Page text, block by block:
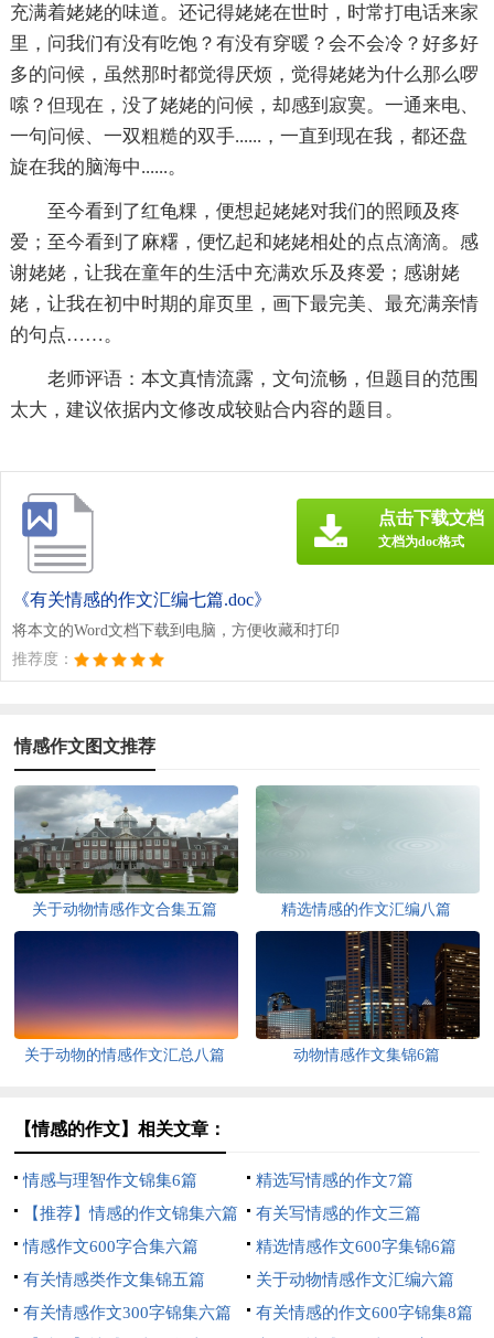
充满着姥姥的味道。还记得姥姥在世时，时常打电话来家
里，问我们有没有吃饱？有没有穿暖？会不会冷？好多好
多的问候，虽然那时都觉得厌烦，觉得姥姥为什么那么啰
嗦？但现在，没了姥姥的问候，却感到寂寞。一通来电、
一句问候、一双粗糙的双手......，一直到现在我，都还盘
旋在我的脑海中......。
至今看到了红龟粿，便想起姥姥对我们的照顾及疼
爱；至今看到了麻糬，便忆起和姥姥相处的点点滴滴。感
谢姥姥，让我在童年的生活中充满欢乐及疼爱；感谢姥
姥，让我在初中时期的扉页里，画下最完美、最充满亲情
的句点……。
老师评语：本文真情流露，文句流畅，但题目的范围
太大，建议依据内文修改成较贴合内容的题目。
《有关情感的作文汇编七篇.doc》
将本文的Word文档下载到电脑，方便收藏和打印
推荐度：
点击下载文档
文档为doc格式
情感作文图文推荐
关于动物情感作文合集五篇 精选情感的作文汇编八篇
关于动物的情感作文汇总八篇 动物情感作文集锦6篇
【情感的作文】相关文章：
情感与理智作文锦集6篇
精选写情感的作文7篇
【推荐】情感的作文锦集六篇
有关写情感的作文三篇
情感作文600字合集六篇
精选情感作文600字集锦6篇
有关情感类作文集锦五篇
关于动物情感作文汇编六篇
有关情感作文300字锦集六篇
有关情感的作文600字锦集8篇